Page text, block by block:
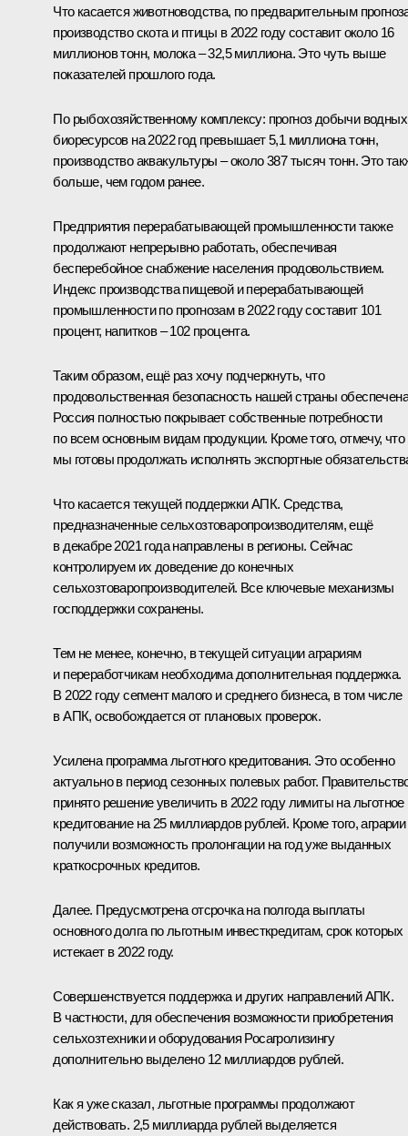
Что касается животноводства, по предварительным
производство скота и птицы в 2022 году составит около 16
миллионов тонн, молока – 32,5 миллиона. Это чуть выше
показателей прошлого года.
По рыбохозяйственному комплексу: прогноз добычи водных
биоресурсов на 2022 год превышает 5,1 миллиона тонн,
производство аквакультуры – около 387 тысяч тонн. Это
больше, чем годом ранее.
Предприятия перерабатывающей промышленности также
продолжают непрерывно работать, обеспечивая
бесперебойное снабжение населения продовольствием.
Индекс производства пищевой и перерабатывающей
промышленности по прогнозам в 2022 году составит 101
процент, напитков – 102 процента.
Таким образом, ещё раз хочу подчеркнуть, что
продовольственная безопасность нашей страны
Россия полностью покрывает собственные потребности
по всем основным видам продукции. Кроме того, отмечу, что
мы готовы продолжать исполнять экспортные
Что касается текущей поддержки АПК. Средства,
предназначенные сельхозтоваропроизводителям, ещё
в декабре 2021 года направлены в регионы. Сейчас
контролируем их доведение до конечных
сельхозтоваропроизводителей. Все ключевые механизмы
господдержки сохранены.
Тем не менее, конечно, в текущей ситуации аграриям
и переработчикам необходима дополнительная поддержка.
В 2022 году сегмент малого и среднего бизнеса, в том числе
в АПК, освобождается от плановых проверок.
Усилена программа льготного кредитования. Это особенно
актуально в период сезонных полевых работ.
принято решение увеличить в 2022 году лимиты на льготное
кредитование на 25 миллиардов рублей. Кроме того, аграрии
получили возможность пролонгации на год уже выданных
краткосрочных кредитов.
Далее. Предусмотрена отсрочка на полгода выплаты
основного долга по льготным инвесткредитам, срок которых
истекает в 2022 году.
Совершенствуется поддержка и других направлений АПК.
В частности, для обеспечения возможности приобретения
сельхозтехники и оборудования Росагролизингу
дополнительно выделено 12 миллиардов рублей.
Как я уже сказал, льготные программы продолжают
действовать. 2,5 миллиарда рублей выделяется